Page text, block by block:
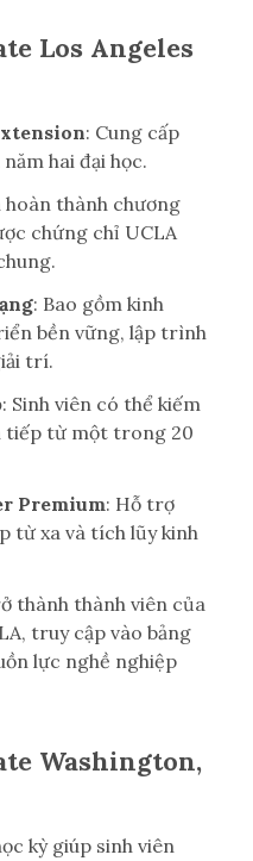
Los Angeles
: Cung cấp
hai đại học.
hoàn thành chương
chứng chỉ UCLA
: Bao gồm kinh
bền vững, lập trình
trí.
: Sinh viên có thể kiếm
tiếp từ một trong 20
Premium: Hỗ trợ
từ xa và tích lũy kinh
thành thành viên của
truy cập vào bảng
lực nghề nghiệp
Washington,
kỳ giúp sinh viên